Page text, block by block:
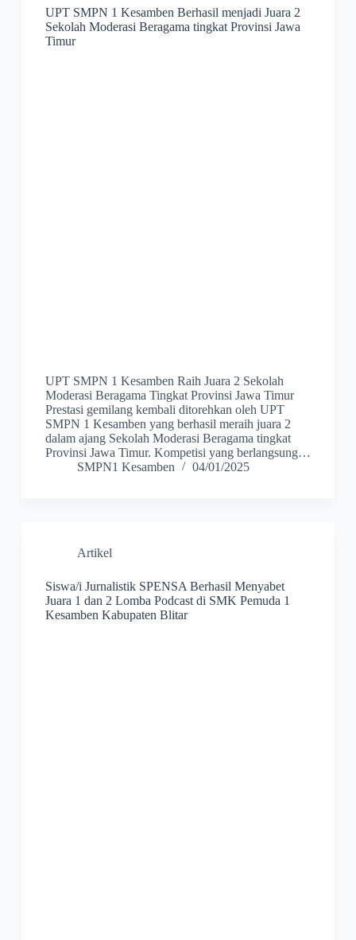
UPT SMPN 1 Kesamben Berhasil menjadi Juara 2
Sekolah Moderasi Beragama tingkat Provinsi Jawa
Timur
UPT SMPN 1 Kesamben Raih Juara 2 Sekolah
Moderasi Beragama Tingkat Provinsi Jawa Timur
Prestasi gemilang kembali ditorehkan oleh UPT
SMPN 1 Kesamben yang berhasil meraih juara 2
dalam ajang Sekolah Moderasi Beragama tingkat
Provinsi Jawa Timur. Kompetisi yang berlangsung…
SMPN1 Kesamben
04/01/2025
Artikel
Siswa/i Jurnalistik SPENSA Berhasil Menyabet
Juara 1 dan 2 Lomba Podcast di SMK Pemuda 1
Kesamben Kabupaten Blitar